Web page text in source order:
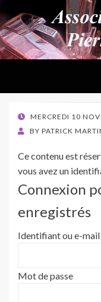
ANPF
Association
POSTED
ON
MERCREDI 10
BY PATRICK
Ce contenu est
vous avez un
Connexion
enregistrés
Identifiant ou e-mail
Mot de passe